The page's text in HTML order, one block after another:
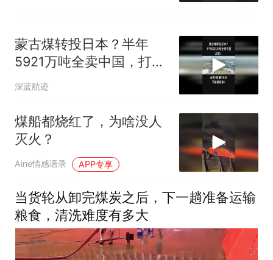
蒙古煤转投日本？半年
5921万吨全卖中国，打
脸！2
深蓝航迹
煤船都烧红了，为啥没人
灭火？
Aine情感语录 APP专享
当货轮从卸完煤炭之后，下一趟准备运输
粮食，清洗难度有多大